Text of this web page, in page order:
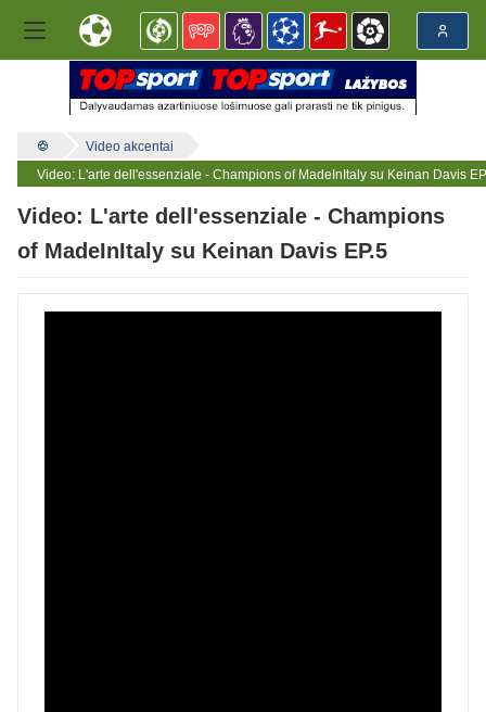
Video akcentai
Video: L'arte dell'essenziale - Champions of MadeInItaly su Keinan Davis
Video: L'arte dell'essenziale - Champions
of MadeInItaly su Keinan Davis EP.5